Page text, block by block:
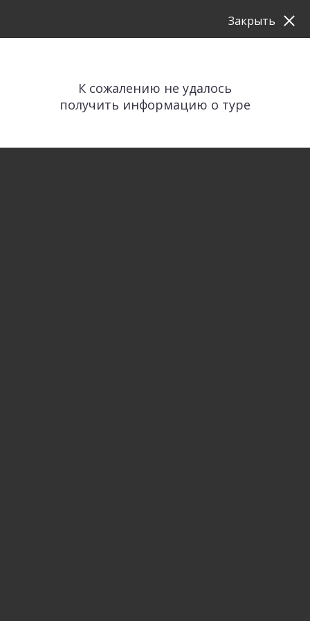
К сожалению не удалось
получить информацию о туре
Закрыть